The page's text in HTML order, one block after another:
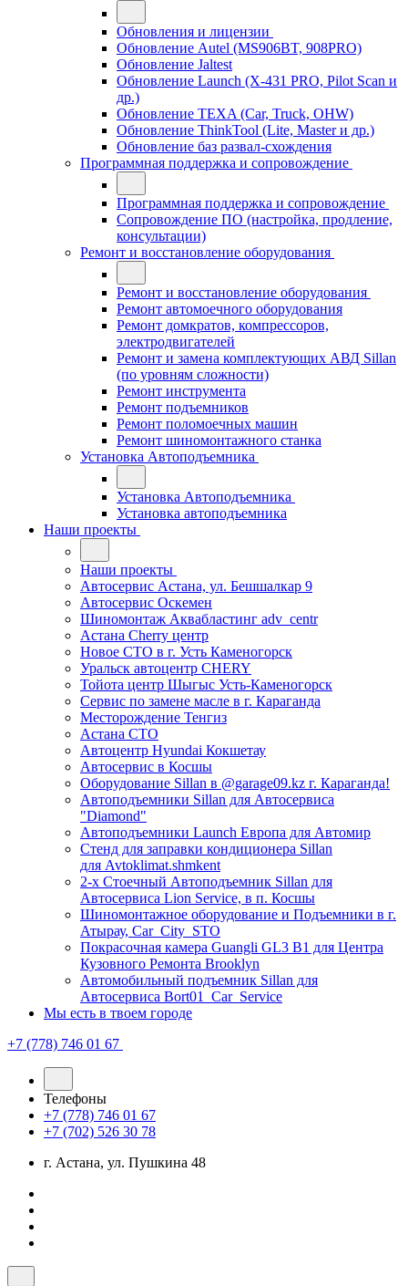
Обновления и лицензии
Обновление Autel (MS906BT, 908PRO)
Обновление Jaltest
Обновление Launch (X-431 PRO, Pilot Scan и
др.)
Обновление TEXA (Car, Truck, OHW)
Обновление ThinkTool (Lite, Master и др.)
Обновление баз развал-схождения
Программная поддержка и сопровождение
Программная поддержка и сопровождение
Сопровождение ПО (настройка, продление,
консультации)
Ремонт и восстановление оборудования
Ремонт и восстановление оборудования
Ремонт автомоечного оборудования
Ремонт домкратов, компрессоров,
электродвигателей
Ремонт и замена комплектующих АВД Sillan
(по уровням сложности)
Ремонт инструмента
Ремонт подъемников
Ремонт поломоечных машин
Ремонт шиномонтажного станка
Установка Автоподъемника
Установка Автоподъемника
Установка автоподъемника
Наши проекты
Наши проекты
Автосервис Астана, ул. Бешшалкар 9
Автосервис Оскемен
Шиномонтаж Аквабластинг adv_centr
Астана Cherry центр
Новое СТО в г. Усть Каменогорск
Уральск автоцентр CHERY
Тойота центр Шыгыс Усть-Каменогорск
Сервис по замене масле в г. Караганда
Месторождение Тенгиз
Астана СТО
Автоцентр Hyundai Кокшетау
Автосервис в Косшы
Оборудование Sillan в @garage09.kz г. Караганда!
Автоподъемники Sillan для Автосервиса
"Diamond"
Автоподъемники Launch Европа для Автомир
Стенд для заправки кондиционера Sillan
для Avtoklimat.shmkent
2-х Стоечный Автоподъемник Sillan для
Автосервиса Lion Service, в п. Косшы
Шиномонтажное оборудование и Подъемники в г.
Атырау, Car_City_STO
Покрасочная камера Guangli GL3 B1 для Центра
Кузовного Ремонта Brooklyn
Автомобильный подъемник Sillan для
Автосервиса Bort01_Car_Service
Мы есть в твоем городе
+7 (778) 746 01 67
Телефоны
+7 (778) 746 01 67
+7 (702) 526 30 78
г. Астана, ул. Пушкина 48